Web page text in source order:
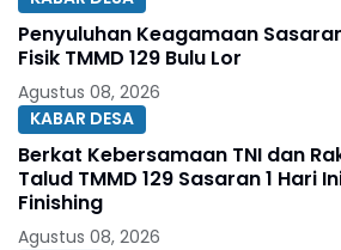
Penyuluhan Keagamaan
Fisik TMMD 129 Bulu Lor
Agustus 08, 2026
KABAR DESA
Berkat Kebersamaan TNI dan
Talud TMMD 129 Sasaran 1 Hari
Finishing
Agustus 08, 2026